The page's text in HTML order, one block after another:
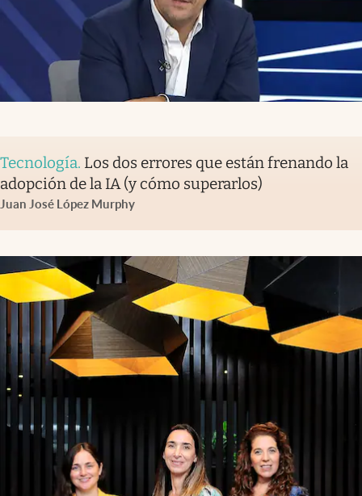
Tecnología. Los dos errores que están frenando la
adopción de la IA (y cómo superarlos)
Juan José López Murphy